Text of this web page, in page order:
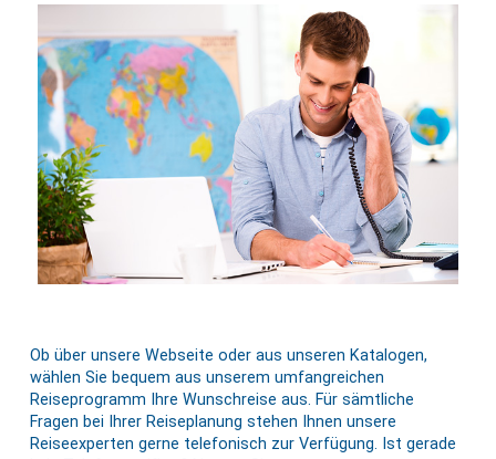
Ob über unsere Webseite oder aus unseren Katalogen,
wählen Sie bequem aus unserem umfangreichen
Reiseprogramm Ihre Wunschreise aus. Für sämtliche
Fragen bei Ihrer Reiseplanung stehen Ihnen unsere
Reiseexperten gerne telefonisch zur Verfügung. Ist gerade